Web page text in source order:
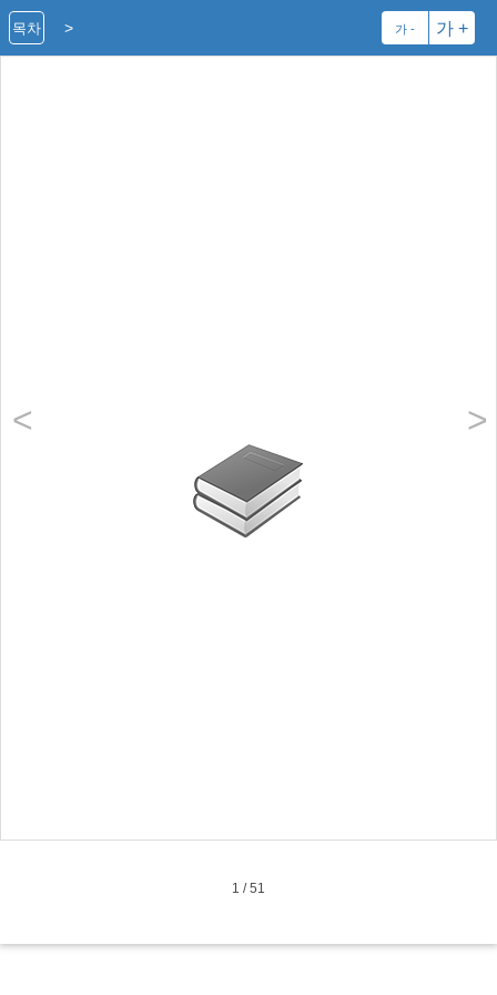
> 가 - 가 +
목차
< >
1 /51